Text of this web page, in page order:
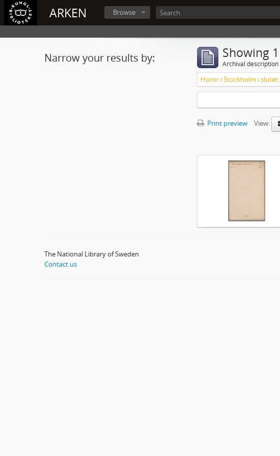
ARKEN Browse
Narrow your results by: Showing
Archival description
Horor i Stockholm i slutet
Print preview
View:
The National Library of Sweden
Contact us